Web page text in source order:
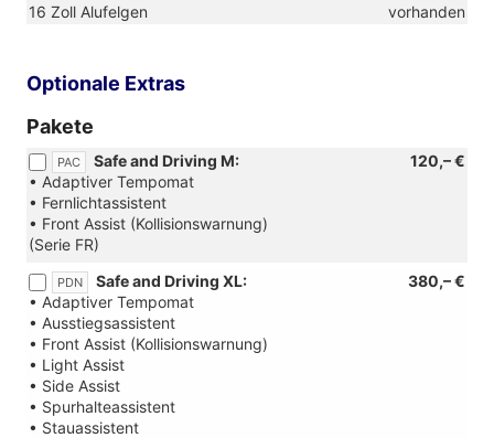
16 Zoll Alufelgen vorhanden
Optionale Extras
Pakete
PAC 120,– €
Safe and Driving M:
• Adaptiver Tempomat
• Fernlichtassistent
• Front Assist (Kollisionswarnung)
(Serie FR)
PDN 380,– €
Safe and Driving XL:
• Adaptiver Tempomat
• Ausstiegsassistent
• Front Assist (Kollisionswarnung)
• Light Assist
• Side Assist
• Spurhalteassistent
• Stauassistent